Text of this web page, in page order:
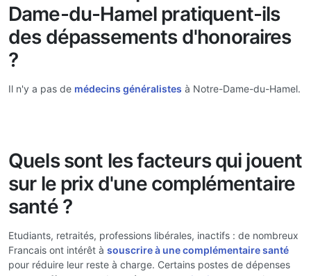
Dame-du-Hamel pratiquent-ils
des dépassements d'honoraires
?
Il n'y a pas de médecins généralistes à Notre-Dame-du-Hamel.
Quels sont les facteurs qui jouent
sur le prix d'une complémentaire
santé ?
Etudiants, retraités, professions libérales, inactifs : de nombreux
Francais ont intérêt à souscrire à une complémentaire santé
pour réduire leur reste à charge. Certains postes de dépenses